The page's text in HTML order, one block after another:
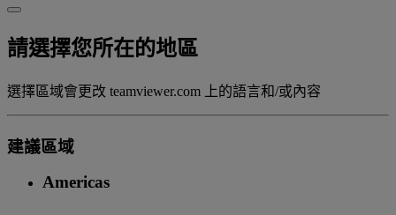
請選擇您所在的地區
選擇區域會更改 teamviewer.com 上的語言和/或內容
建議區域
Americas